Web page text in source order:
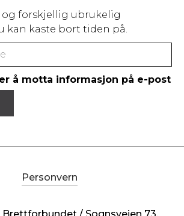
forskjellig ubrukelig
kan kaste bort tiden på.
å motta informasjon på e-post
Personvern
/ Sognsveien 73,